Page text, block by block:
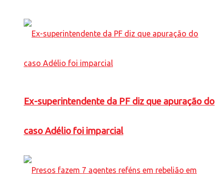
Ex-superintendente da PF diz que apuração do
caso Adélio foi imparcial